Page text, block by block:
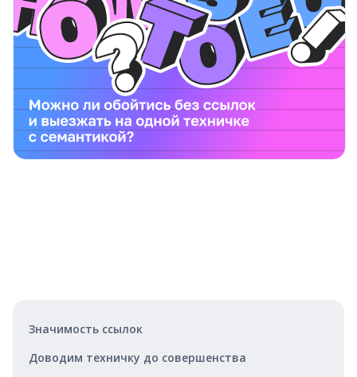
Значимость ссылок
Доводим техничку до совершенства